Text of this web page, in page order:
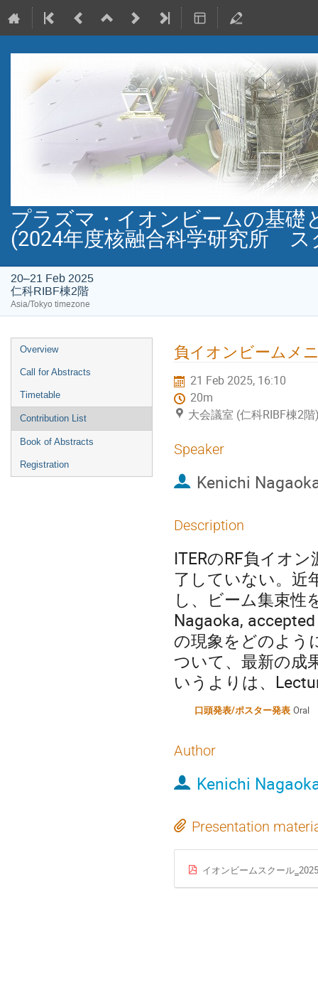
プラズマ・イオンビー
(2024年度核融合科学研究所
20–21 Feb 2025
仁科RIBF棟2階
Asia/Tokyo timezone
Event
menu
Overview
Call for Abstracts
Timetable
Contribution List
Book of Abstracts
Registration
負イオンビームメ
21 Feb 2025, 16:10
20m
大会議室 (仁科RIBF棟2
Speaker
Kenichi
Description
ITERのRF負イオ
了していない。近
し、ビーム集束性
Nagaoka,
の現象をどのよう
ついて、最新の成
いうよりは、
口頭発表/ポスター発表 Oral
Author
Kenichi
Presentation
イオンビームスクール